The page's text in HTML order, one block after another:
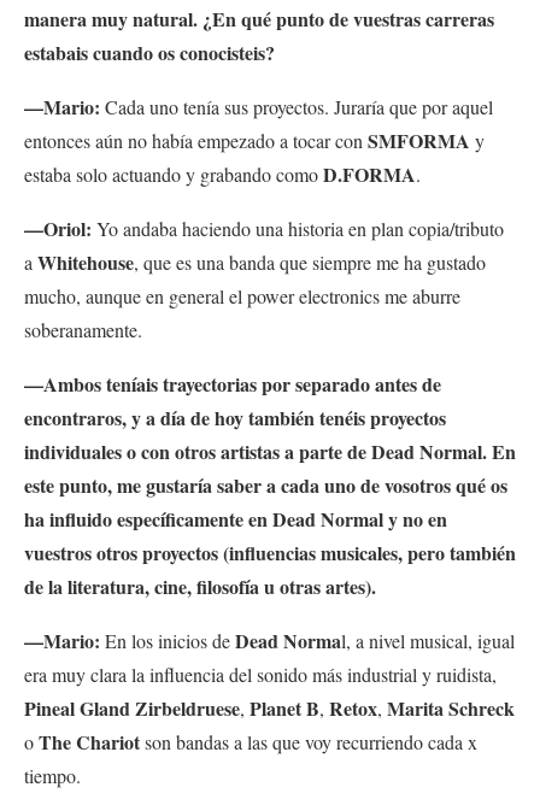
manera muy natural. ¿En qué punto de vuestras carreras
estabais cuando os conocisteis?
—Mario: Cada uno tenía sus proyectos. Juraría que por aquel
entonces aún no había empezado a tocar con SMFORMA y
estaba solo actuando y grabando comoD.FORMA.
—Oriol: Yo andaba haciendo una historia en plan copia/tributo
a Whitehouse, que es una banda que siempre me ha gustado
mucho, aunque en general el power electronics me aburre
soberanamente.
—Ambos teníais trayectorias por separado antes de
encontraros, y a día de hoy también tenéis proyectos
individuales o con otros artistas a parte de Dead Normal. En
este punto, me gustaría saber a cada uno de vosotros qué os
ha influido específicamente en Dead Normal y no en
vuestros otros proyectos (influencias musicales, pero también
de la literatura, cine, filosofía u otras artes).
—Mario: En los inicios deDead Normal, a nivel musical, igual
era muy clara la influencia del sonido más industrial y ruidista,
Pineal Gland Zirbeldruese, Planet B, Retox, Marita Schreck
oThe Chariotson bandas a las que voy recurriendo cada x
tiempo.